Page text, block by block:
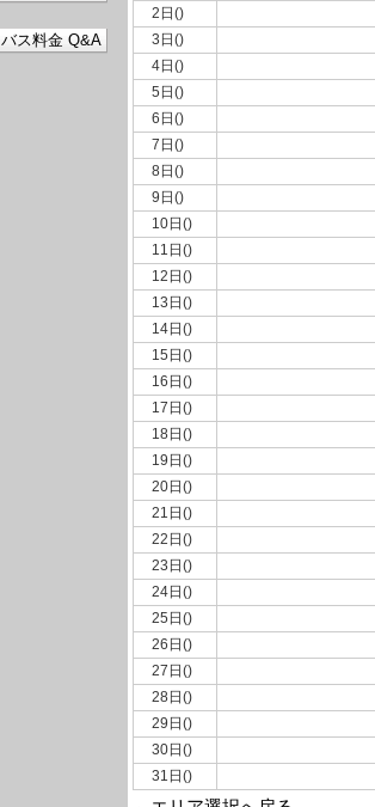
2日()
3日()
4日()
5日()
6日()
7日()
8日()
9日()
10日()
11日()
12日()
13日()
14日()
15日()
16日()
17日()
18日()
19日()
20日()
21日()
22日()
23日()
24日()
25日()
26日()
27日()
28日()
29日()
30日()
31日()
バス料金 Q&A